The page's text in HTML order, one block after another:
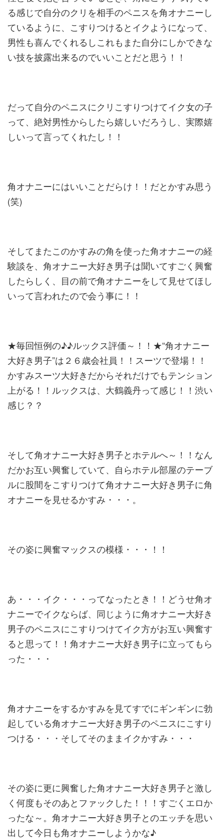
る感じで自分のクリを相手のペニスを角オナニーし
ているように、こすりつけるとイクようになって、
男性も喜んでくれるしこれもまた自分にしかできな
い技を披露出来るのでいいことだと思う！！
だって自分のペニスにクリこすりつけてイク女の子
って、絶対男性からしたら嬉しいだろうし、実際嬉
しいって言ってくれたし！！
角オナニーにはいいことだらけ！！だとかすみ思う
(笑)
そしてまたこのかすみの角を使った角オナニーの経
験談を、角オナニー大好き男子は聞いてすごく興奮
したらしく、目の前で角オナニーをして見せてほし
いって言われたので会う事に！！
★毎回恒例の♪♪ルックス評価～！！★“角オナニー
大好き男子”は２６歳会社員！！スーツで登場！！
かすみスーツ大好きだからそれだけでもテンション
上がる！！ルックスは、大鶴義丹って感じ！！渋い
感じ？？
そして角オナニー大好き男子とホテルへ～！！なん
だかお互い興奮していて、自らホテル部屋のテーブ
ルに股間をこすりつけて角オナニー大好き男子に角
オナニーを見せるかすみ・・・。
その姿に興奮マックスの模様・・・！！
あ・・・イク・・・ってなったとき！！どうせ角オ
ナニーでイクならば、同じように角オナニー大好き
男子のペニスにこすりつけてイク方がお互い興奮す
ると思って！！角オナニー大好き男子に立ってもら
った・・・
角オナニーをするかすみを見てすでにギンギンに勃
起している角オナニー大好き男子のペニスにこすり
つける・・・そしてそのままイクかすみ・・・
その姿に更に興奮した角オナニー大好き男子と激し
く何度もそのあとファックした！！！すごくエロか
ったな～。角オナニー大好き男子とのエッチを思い
出して今日も角オナニーしようかな♪